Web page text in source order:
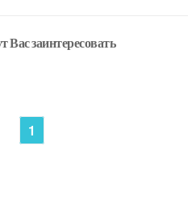
Вас заинтересовать
1